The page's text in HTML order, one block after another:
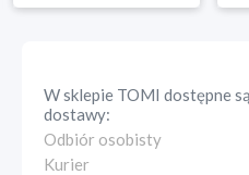
W sklepie TOMI dostępne
dostawy:
Odbiór osobisty
Kurier